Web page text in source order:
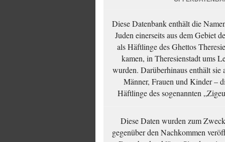
Diese Datenbank enthält die
Juden einerseits aus dem Gebiet
als Häftlinge des Ghettos
kamen, in Theresienstadt ums
wurden. Darüberhinaus enthält
Männer, Frauen und Kinder –
Häftlinge des sogenannten
Diese Daten wurden zum
gegenüber den Nachkommen